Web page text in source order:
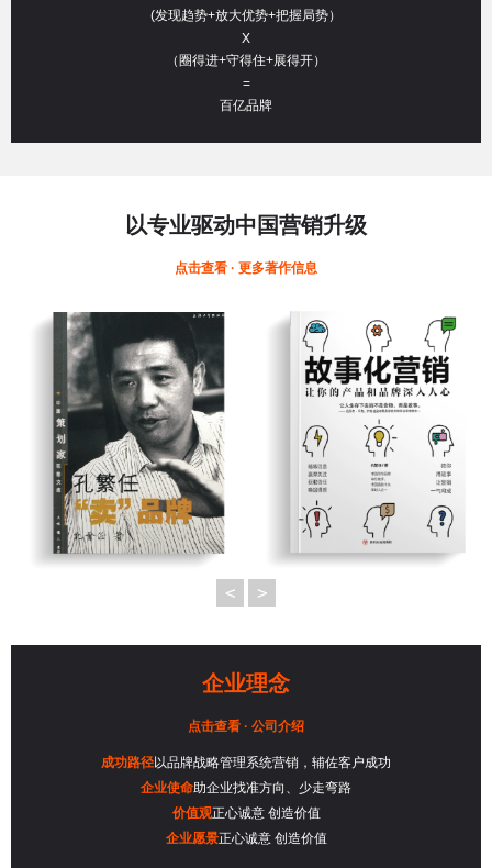
(发现趋势+放大优势+把握局势）
X
（圈得进+守得住+展得开）
=
百亿品牌
以专业驱动中国营销升级
点击查看 · 更多著作信息
< >
企业理念
点击查看 · 公司介绍
成功路径以品牌战略管理系统营销，辅佐客户成功
企业使命助企业找准方向、少走弯路
价值观正心诚意 创造价值
企业愿景正心诚意 创造价值